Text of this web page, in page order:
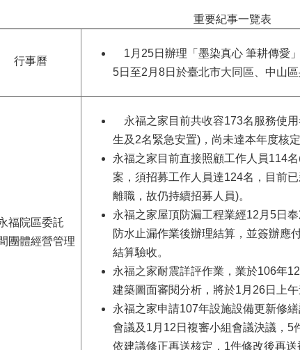
重要紀事一覽表
行事曆
1月25日辦理「墨染真心 筆耕傳愛
5日至2月8日於臺北市大同區、中山區
福院區委託
團體經營管理
永福之家目前共收容173名服務使
生及2名緊急安置)，尚未達本年度核
永福之家目前直接照顧工作人員114
案，須招募工作人員達124名，目前
離職，故仍持續招募人員)。
永福之家屋頂防漏工程業經12月5日
防水止漏作業後辦理結算，並簽辦應
結算驗收。
永福之家耐震詳評作業，業於106年
建築圖面審閱分析，將於1月26日上午
永福之家申請107年設施設備更新修
會議及1月12日複審小組會議決議，5
依建議修正再送核定，1件修改後再送